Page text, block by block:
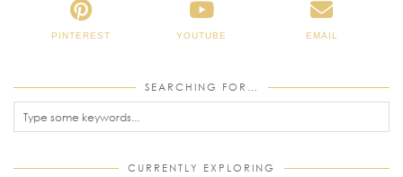
PINTEREST YOUTUBE EMAIL
SEARCHING FOR…
CURRENTLY EXPLORING